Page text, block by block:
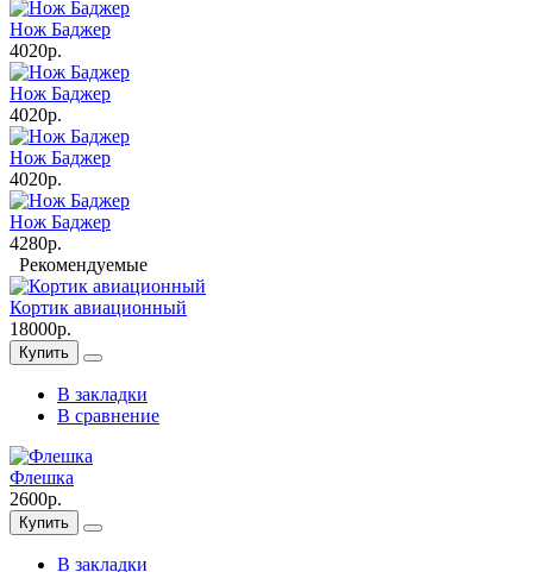
Нож Баджер
4020р.
Нож Баджер
4020р.
Нож Баджер
4020р.
Нож Баджер
4280р.
Рекомендуемые
Кортик авиационный
18000р.
Купить
В закладки
В сравнение
Флешка
2600р.
Купить
В закладки